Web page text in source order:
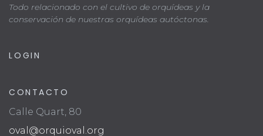
Todo relacionado con el cultivo de orquídeas y la
conservación de nuestras orquídeas autóctonas.
LOGIN
CONTACTO
Calle Quart, 80
oval@orquioval.org